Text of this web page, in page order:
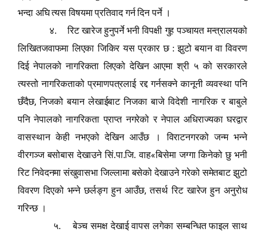
भन्दा अघि त्यस विषयमा प्रतिवाद गर्न दिन पर्ने ।
४. रिट खारेज हुनुपर्ने भनी विपक्षी गुह पञ्चायत मन्त्रालयको
लिखितजवाफमा लिएका जिकिर यस प्रकार छ : झुटो बयान वा विवरण
दिई नेपालको नागरिकता लिएको देखिन आएमा श्री ५ को सरकारले
त्यस्तो नागरिकताको प्रमाणपत्रलाई रद्द गर्नसक्ने कानूनी व्यवस्था पनि
छँदैछ,निजको बयान लेखाईबाट निजका बाजे विदेशी नागरिक र बाबुले
पनि नेपालको नागरिकता प्राप्त नगरेको र नेपाल अधिराज्यका घरद्वार
वासस्थान केही नभएको देखिन आउँछ । विराटनगरको जन्म भन्ने
वीरगञ्ज बसोबास देखाउने सिं.पा.जि. वाह«बिसेमा जग्गा किनेको छु भनी
रिट निवेदनमा संखुवासभा जिल्लामा बसेको देखाउने गरेको समेतबाट झुटो
विवरण दिएको भन्ने छर्लङ्ग हुन आउँछ,तसर्थ रिट खारेज हुन अनुरोध
गरिन्छ ।
५. बेञ्च समक्ष देखाई वापस लगेका सम्बन्धित फाइल साथ